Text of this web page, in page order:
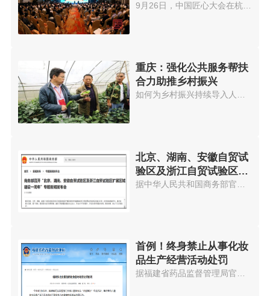
国匠心大会》
9月26日，中国匠心大会在杭州隆...
重庆：强化公共服务帮扶
合力助推乡村振兴
如何为乡村振兴持续导入人才，是...
北京、湖南、安徽自贸试
验区及浙江自贸试验区扩
展区域建设一周年
首例！终身禁止从事化妆
品生产经营活动处罚